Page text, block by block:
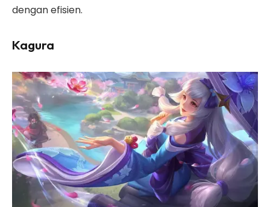
dengan efisien.
Kagura